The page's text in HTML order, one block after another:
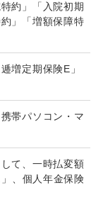
約」「入院初期
」「増額保障特
増定期保険E」
帯パソコン・マ
て、一時払変額
、個人年金保険